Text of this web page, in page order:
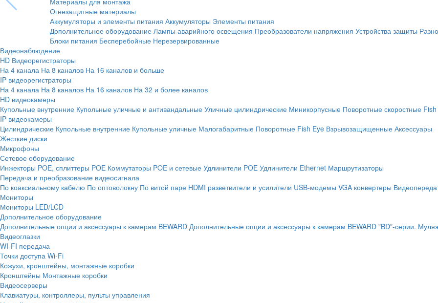
Огнезащитные материалы
Аккумуляторы и элементы питания Аккумуляторы Элементы питания
Дополнительное оборудование Лампы аварийного освещения Преобразователи напряжения Устройства защиты
Блоки питания Бесперебойные Нерезервированные
Видеонаблюдение
HD Видеорегистраторы
На 4 канала На 8 каналов На 16 каналов и больше
IP видеорегистраторы
На 4 канала На 8 каналов На 16 каналов На 32 и более каналов
HD видеокамеры
Купольные внутренние Купольные уличные и антивандальные Уличные цилиндрические Миникорпусные Поворотные скоростные
IP видеокамеры
Цилиндрические Купольные внутренние Купольные уличные Малогабаритные Поворотные Fish Eye Взрывозащищенные Аксессуары
Жесткие диски
Микрофоны
Сетевое оборудование
Инжекторы POE, сплиттеры POE Коммутаторы POE и сетевые Удлинители POE Удлинители Ethernet Маршрутизаторы
Передача и преобразование видеосигнала
По коаксиальному кабелю По оптоволокну По витой паре HDMI разветвители и усилители USB-модемы VGA конвертеры
Мониторы
Мониторы LED/LCD
Дополнительное оборудование
Дополнительные опции и аксессуары к камерам BEWARD Дополнительные опции и аксессуары к камерам BEWARD "BD"-серии.
Видеоглазки
WI-FI передача
Точки доступа Wi-Fi
Кожухи, кронштейны, монтажные коробки
Кронштейны Монтажные коробки
Видеосерверы
Клавиатуры, контроллеры, пульты управления